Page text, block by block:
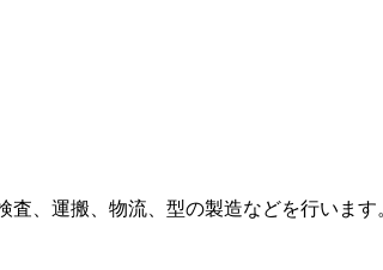
、運搬、物流、型の製造などを行います